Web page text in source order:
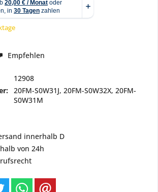
Empfehlen
12908
20FM-S0W31J, 20FM-S0W32X, 20FM-
S0W31M
innerhalb D
von 24h